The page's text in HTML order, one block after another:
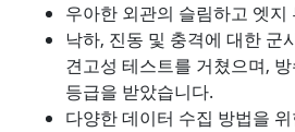
우아한 외관의 슬림하고 엣지
낙하, 진동 및 충격에 대한 군
견고성 테스트를 거쳤으며,
등급을 받았습니다.
다양한 데이터 수집 방법을